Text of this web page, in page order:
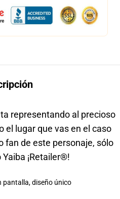
representando al precioso
el lugar que vas en el caso
fan de este personaje, sólo
¡Retailer®!
pantalla, diseño único